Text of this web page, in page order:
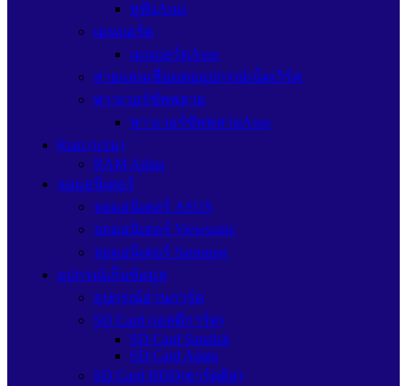
หูฟังAsus
เมนบอร์ด
เมนบอร์ดAsus
สายแลนเชื่อมต่ออุปกรณ์เน็ตเวิร์ค
พาวเวอร์ซัพพลาย
พาวเวอร์ซัพพลายAsus
Ram (แรม)
RAM Adata
จอมอนิเตอร์
จอมอนิเตอร์ ASUS
จอมอนิเตอร์ Viewsonic
จอมอนิเตอร์ Samsung
อุปกรณ์เก็บข้อมูล
อุปกรณ์อ่านการ์ด
SD Card (เอสดีการ์ด)
SD Card Sandisk
SD Card Adata
SD Card HDD(ฮาร์ดดิส)